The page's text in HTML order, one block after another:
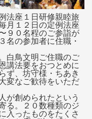
法座１日研修親睦旅
月１２日の定例法座
９０名程のご参詣が
名の参加者に住職・
白鳥文明ご住職のご
講法要をおつとめに
ず、坊守様・ちあき
変なご歓待をいただ
が創められたという
る。２０数種類のジ
入ったものをたくさ